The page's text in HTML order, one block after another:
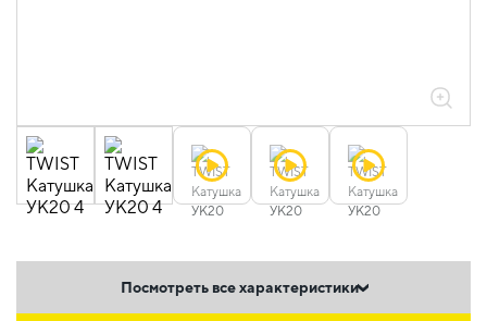
Посмотреть все характеристики